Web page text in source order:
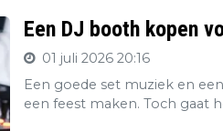
Een DJ booth kopen
01 juli 2026 20:16
Een goede set muziek en
een feest maken. Toch gaat